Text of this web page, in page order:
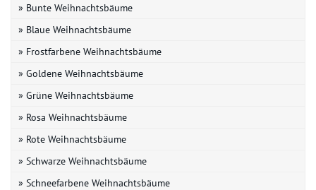
» Bunte Weihnachtsbäume
» Blaue Weihnachtsbäume
» Frostfarbene Weihnachtsbäume
» Goldene Weihnachtsbäume
» Grüne Weihnachtsbäume
» Rosa Weihnachtsbäume
» Rote Weihnachtsbäume
» Schwarze Weihnachtsbäume
» Schneefarbene Weihnachtsbäume